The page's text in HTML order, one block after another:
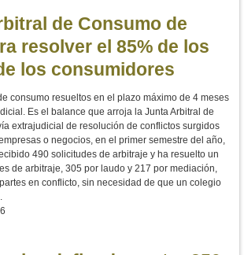
de Consumo de
resolver el 85% de los
los consumidores
consumo resueltos en el plazo máximo de 4 meses
Es el balance que arroja la Junta Arbitral de
extrajudicial de resolución de conflictos surgidos
o negocios, en el primer semestre del año,
490 solicitudes de arbitraje y ha resuelto un
de arbitraje, 305 por laudo y 217 por mediación,
en conflicto, sin necesidad de que un colegio